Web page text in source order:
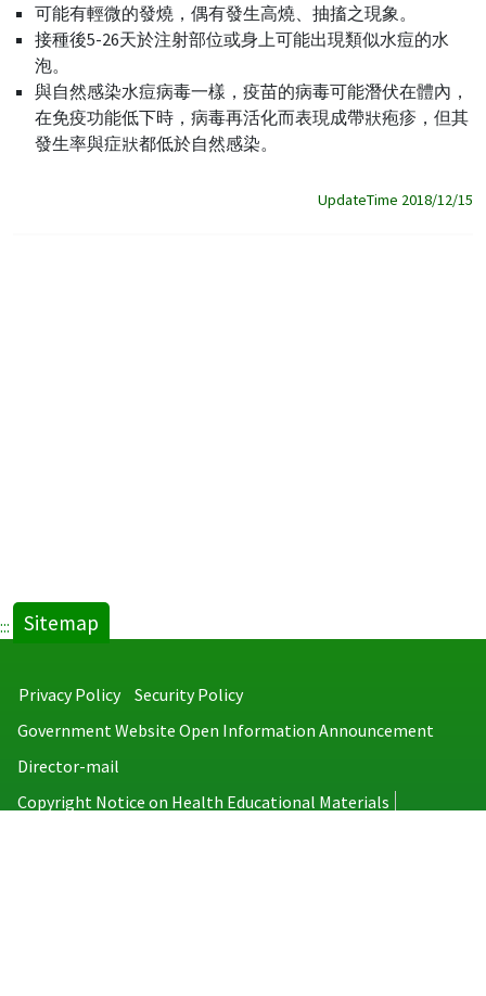
可能有輕微的發燒，偶有發生高燒、抽搐之現象。
接種後5-26天於注射部位或身上可能出現類似水痘的水
泡。
與自然感染水痘病毒一樣，疫苗的病毒可能潛伏在體內，
在免疫功能低下時，病毒再活化而表現成帶狀疱疹，但其
發生率與症狀都低於自然感染。
UpdateTime 2018/12/15
::: Sitemap
Privacy Policy
Security Policy
Government Website Open Information Announcement
Director-mail
Copyright Notice on Health Educational Materials